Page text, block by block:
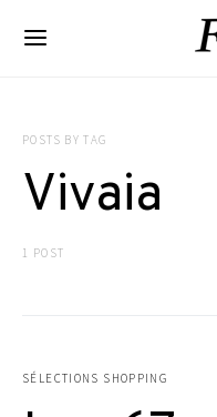
POSTS BY TAG
Vivaia
1 POST
SÉLECTIONS SHOPPING